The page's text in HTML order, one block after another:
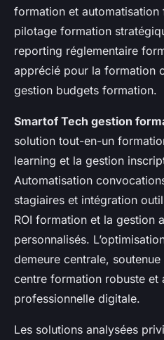
formation et
pilotage formation
reporting réglementaire
apprécié pour la formation
gestion budgets formation.
Smartof Tech gestion
solution tout-en-un
learning et la gestion
Automatisation
stagiaires et intégration
ROI formation et la gestion
personnalisés.
demeure centrale,
centre formation robuste et
professionnelle digitale.
Les solutions analysées